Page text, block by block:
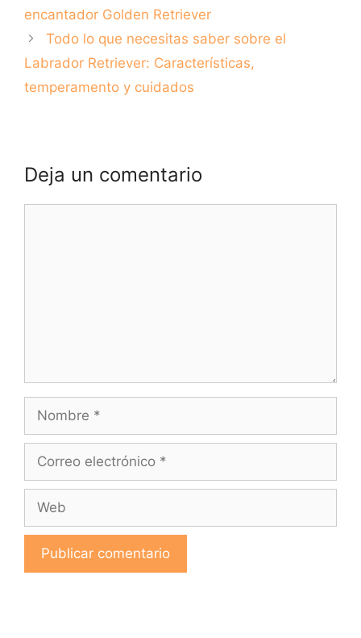
encantador Golden Retriever
Todo lo que necesitas saber sobre el
Labrador Retriever: Características,
temperamento y cuidados
Deja un comentario